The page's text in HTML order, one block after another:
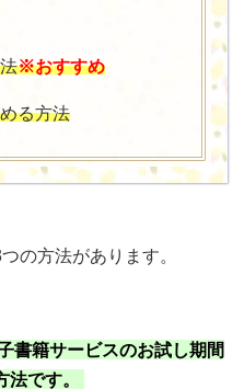
※おすすめ
る方法
の方法があります。
書籍サービスのお試し期間
です。